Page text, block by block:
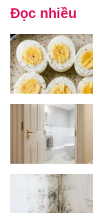
Đọc nhiều